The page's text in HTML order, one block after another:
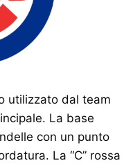
utilizzato dal team
La base
con un punto
La “C” rossa